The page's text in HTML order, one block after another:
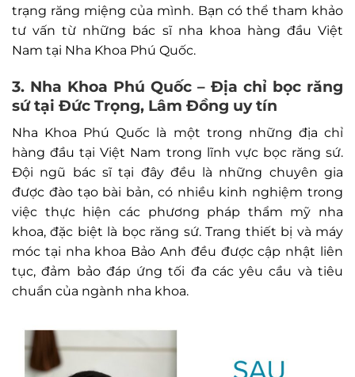
trạng răng miệng của mình. Bạn có thể tham khảo
tư vấn từ những bác sĩ nha khoa hàng đầu Việt
Nam tại Nha Khoa Phú Quốc.
3. Nha Khoa Phú Quốc – Địa chỉ bọc răng
sứ tại Đức Trọng, Lâm Đồng uy tín
Nha Khoa Phú Quốc là một trong những địa chỉ
hàng đầu tại Việt Nam trong lĩnh vực bọc răng sứ.
Đội ngũ bác sĩ tại đây đều là những chuyên gia
được đào tạo bài bản, có nhiều kinh nghiệm trong
việc thực hiện các phương pháp thẩm mỹ nha
khoa, đặc biệt là bọc răng sứ. Trang thiết bị và máy
móc tại nha khoa Bảo Anh đều được cập nhật liên
tục, đảm bảo đáp ứng tối đa các yêu cầu và tiêu
chuẩn của ngành nha khoa.